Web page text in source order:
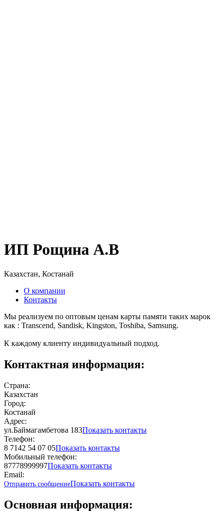
ИП Рощина А.В
Казахстан, Костанай
О компании
Контакты
Мы реализуем по оптовым ценам карты памяти таких марок
как : Transcend, Sandisk, Kingston, Toshiba, Samsung.
К каждому клиенту индивидуальный подход.
Контактная информация:
Страна:
Казахстан
Город:
Костанай
Адрес:
ул.Баймагамбетова 183Показать контакты
Телефон:
8 7142 54 07 05Показать контакты
Мобильный телефон:
87778999997Показать контакты
Email:
Отправить сообщениеПоказать контакты
Основная информация: